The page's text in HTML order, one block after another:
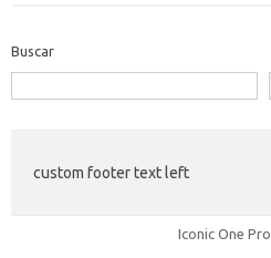
Buscar
custom footer text left
Iconic One Pro